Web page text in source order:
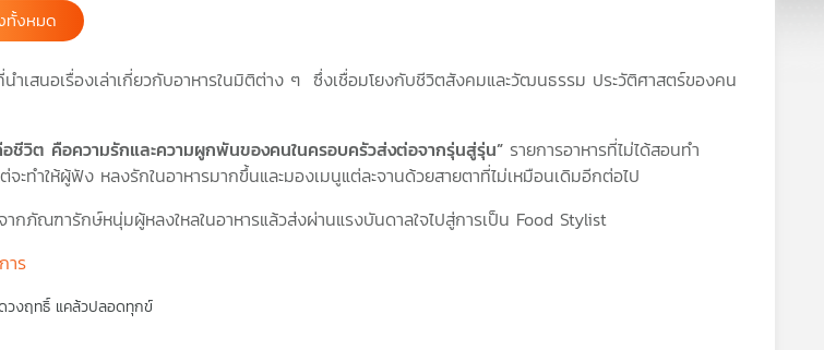
ทั้งหมด
นำเสนอเรื่องเล่าเกี่ยวกับอาหารในมิติต่าง ๆ ซึ่งเชื่อมโยงกับชีวิตสังคมและวัฒนธรรม ประวัติศาสตร์ของคน
อชีวิต คือความรักและความผูกพันของคนในครอบครัวส่งต่อจากรุ่นสู่รุ่น”รายการอาหารที่ไม่ได้สอนทำ
จะทำให้ผู้ฟัง หลงรักในอาหารมากขึ้นและมองเมนูแต่ละจานด้วยสายตาที่ไม่เหมือนเดิมอีกต่อไป
จากภัณฑารักษ์หนุ่มผู้หลงใหลในอาหารแล้วส่งผ่านแรงบันดาลใจไปสู่การเป็น Food Stylist
าร
วงฤทธิ์ แคล้วปลอดทุกข์